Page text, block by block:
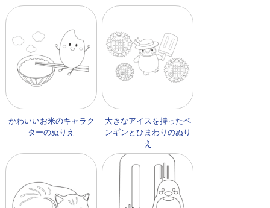
かわいいお米のキャラク
ターのぬりえ
大きなアイスを持ったペ
ンギンとひまわりのぬり
え